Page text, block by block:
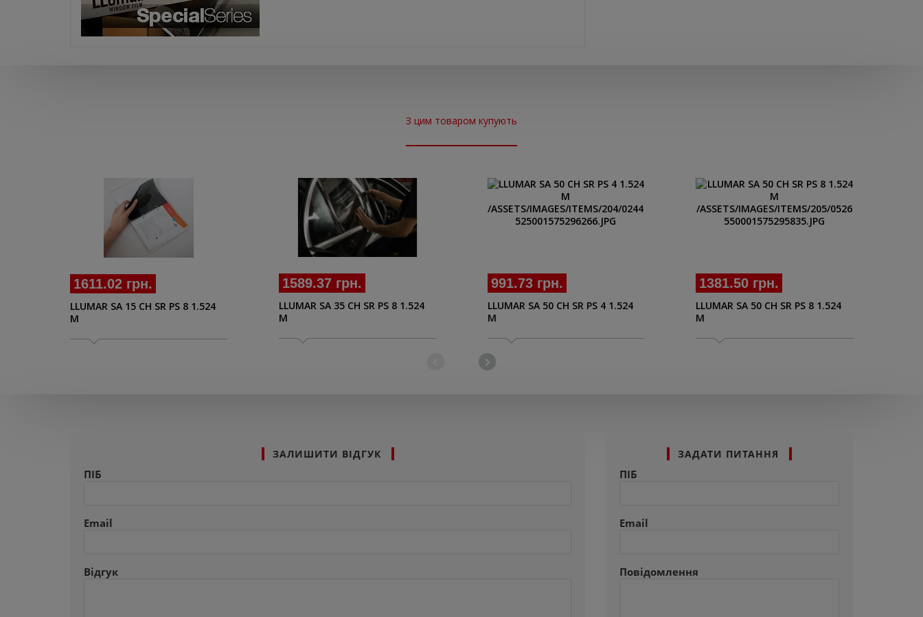
З цим товаром купують
1611.02 грн.
LLUMAR SA 15 CH SR PS 8 1.524
M
1589.37 грн.
LLUMAR SA 35 CH SR PS 8 1.524
M
991.73 грн.
LLUMAR SA 50 CH SR PS 4 1.524
M
1381.50 грн.
LLUMAR SA 50 CH SR PS 8 1.524
M
ЗАЛИШИТИ ВІДГУК
ПІБ
Email
Відгук
ЗАДАТИ ПИТАННЯ
ПІБ
Email
Повідомлення